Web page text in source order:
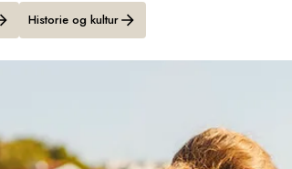
Historie og kultur